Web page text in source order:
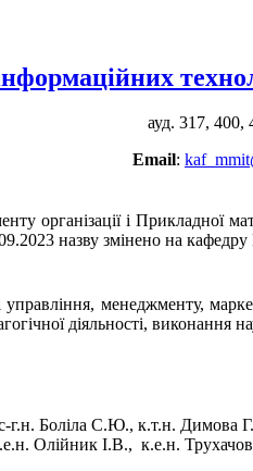
ауд. 317, 400,
Email:
організації і Прикладної
назву змінено на
управління, менеджменту,
діяльності,
г.н. Боліла С.Ю., к.т.н.
Олійник І.В., к.е.н.